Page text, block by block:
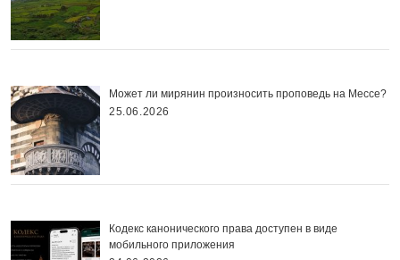
Может ли мирянин произносить проповедь на Мессе?
25.06.2026
Кодекс канонического права доступен в виде
мобильного приложения